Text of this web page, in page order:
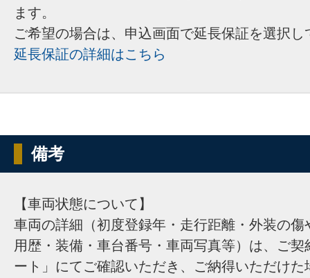
ます。
ご希望の場合は、申込画面で延長保証を選択し
延長保証の詳細はこちら
備考
【車両状態について】
車両の詳細（初度登録年・走行距離・外装の傷
用歴・装備・車台番号・車両写真等）は、ご
ート」にてご確認いただき、ご納得いただけ